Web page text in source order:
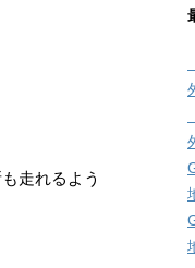
走れるよう